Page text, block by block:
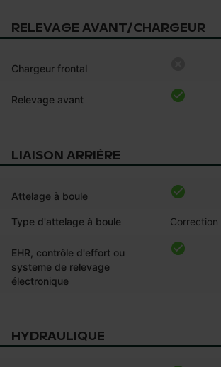
RELEVAGE AVANT/CHARGEUR
Chargeur frontal
Relevage avant
LIAISON ARRIÈRE
Attelage à boule
Type d'attelage à boule Correction
EHR, contrôle d'effort ou
systeme de relevage
électronique
HYDRAULIQUE